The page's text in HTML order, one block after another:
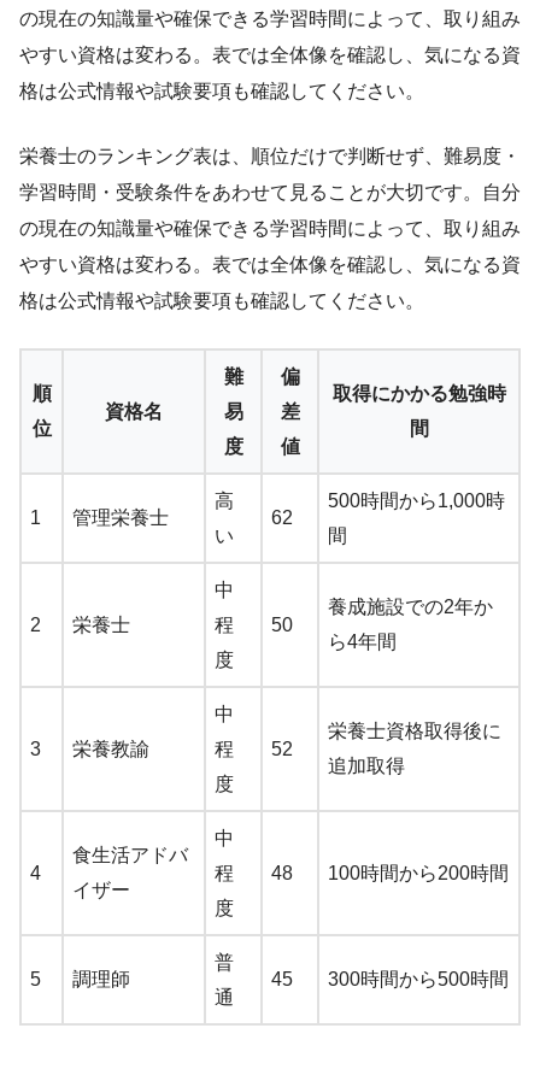
の現在の知識量や確保できる学習時間によって、取り組み
やすい資格は変わる。表では全体像を確認し、気になる資
格は公式情報や試験要項も確認してください。
栄養士のランキング表は、順位だけで判断せず、難易度・
学習時間・受験条件をあわせて見ることが大切です。自分
の現在の知識量や確保できる学習時間によって、取り組み
やすい資格は変わる。表では全体像を確認し、気になる資
格は公式情報や試験要項も確認してください。
順
位
資格名
難
易
度
偏
差
値
取得にかかる勉強時
間
1 管理栄養士
高
い
62
500時間から1,000時
間
2 栄養士
中
程
度
50
養成施設での2年か
ら4年間
3 栄養教諭
中
程
度
52
栄養士資格取得後に
追加取得
4
食生活アドバ
イザー
中
程
度
48 100時間から200時間
5 調理師
普
通
45 300時間から500時間